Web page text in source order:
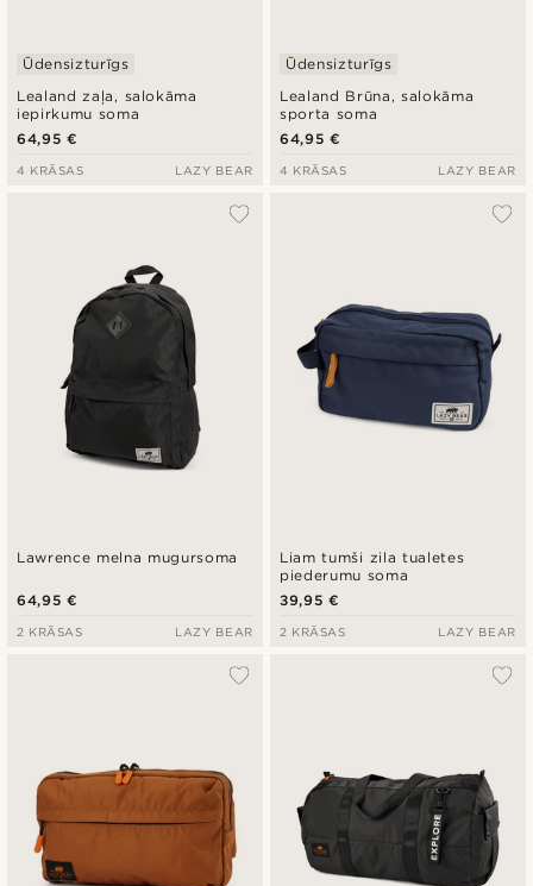
Lealand zaļa, salokāma
iepirkumu soma
Ūdensizturīgs
64,95 €
4 KRĀSAS LAZY BEAR
Lealand Brūna, salokāma
sporta soma
Ūdensizturīgs
64,95 €
4 KRĀSAS LAZY BEAR
Lawrence melna mugursoma
64,95 €
2 KRĀSAS LAZY BEAR
Liam tumši zila tualetes
piederumu soma
39,95 €
2 KRĀSAS LAZY BEAR